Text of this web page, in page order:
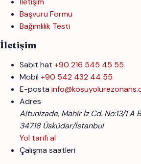
Başvuru Formu
Bağımlılık Testi
İletişim
Sabit hat +90 216 545 45 55
Mobil +90 542 432 44 55
E-posta
Adres
Altunizade, Mahir İz Cd. No:13/1 A
34718 Üsküdar/İstanbul
Yol tarifi al
Çalışma saatleri